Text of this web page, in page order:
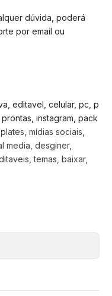
dúvida, poderá
por email ou
editavel, celular, pc, p
instagram, pack
mídias sociais,
media, desginer,
temas, baixar,